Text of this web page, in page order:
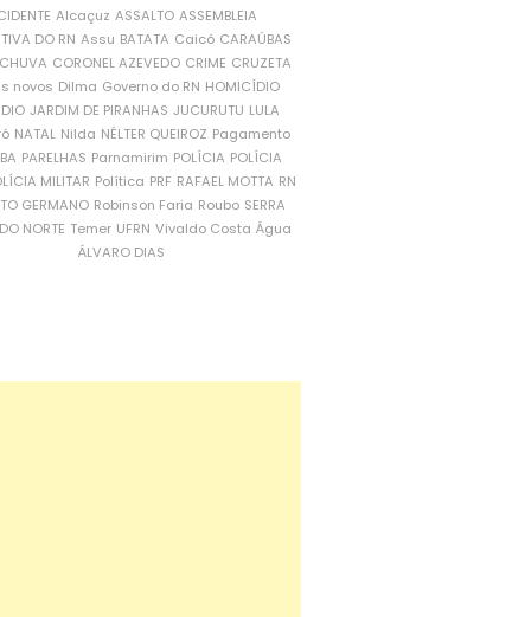
Alcaçuz ASSALTO ASSEMBLEIA
DO RN Assu BATATA Caicó CARAÚBAS
CORONEL AZEVEDO CRIME CRUZETA
novos Dilma Governo do RN HOMICÍDIO
JARDIM DE PIRANHAS JUCURUTU LULA
NATAL Nilda NÉLTER QUEIROZ Pagamento
PARELHAS Parnamirim POLÍCIA POLÍCIA
MILITAR Política PRF RAFAEL MOTTA RN
GERMANO Robinson Faria Roubo SERRA
NORTE Temer UFRN Vivaldo Costa Água
ÁLVARO DIAS